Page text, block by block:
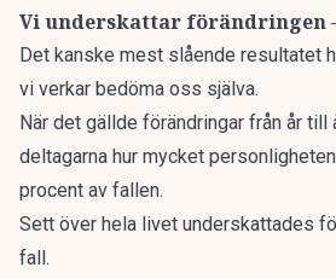
Vi underskattar förändringen
Det kanske mest slående resultatet
vi verkar bedöma oss själva.
När det gällde förändringar från år till
deltagarna hur mycket
procent av fallen.
Sett över hela livet underskattades
fall.